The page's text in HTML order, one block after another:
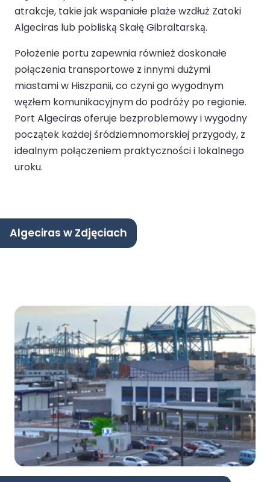
atrakcje, takie jak wspaniałe plaże wzdłuż Zatoki
Algeciras lub pobliską Skałę Gibraltarską.
Położenie portu zapewnia również doskonałe
połączenia transportowe z innymi dużymi
miastami w Hiszpanii, co czyni go wygodnym
węzłem komunikacyjnym do podróży po regionie.
Port Algeciras oferuje bezproblemowy i wygodny
początek każdej śródziemnomorskiej przygody, z
idealnym połączeniem praktyczności i lokalnego
uroku.
Algeciras w Zdjęciach